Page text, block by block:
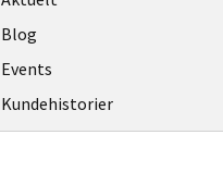
links
DENMARK
Blog
Events
Kundehistorier
Videoer